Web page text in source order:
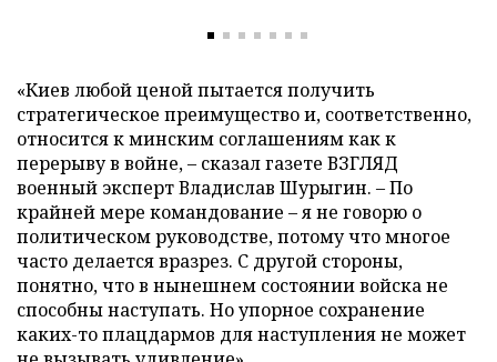
«Киев любой ценой пытается получить
стратегическое преимущество и, соответственно,
относится к минским соглашениям как к
перерыву в войне, – сказал газете ВЗГЛЯД
военный эксперт Владислав Шурыгин. – По
крайней мере командование – я не говорю о
политическом руководстве, потому что многое
часто делается вразрез. С другой стороны,
понятно, что в нынешнем состоянии войска не
способны наступать. Но упорное сохранение
каких-то плацдармов для наступления не может